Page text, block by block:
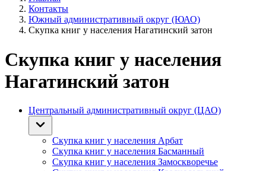
Контакты
Южный административный округ (ЮАО)
Скупка книг у населения Нагатинский затон
Скупка книг у населения
Нагатинский затон
Центральный административный округ (ЦАО)
Скупка книг у населения Арбат
Скупка книг у населения Басманный
Скупка книг у населения Замоскворечье